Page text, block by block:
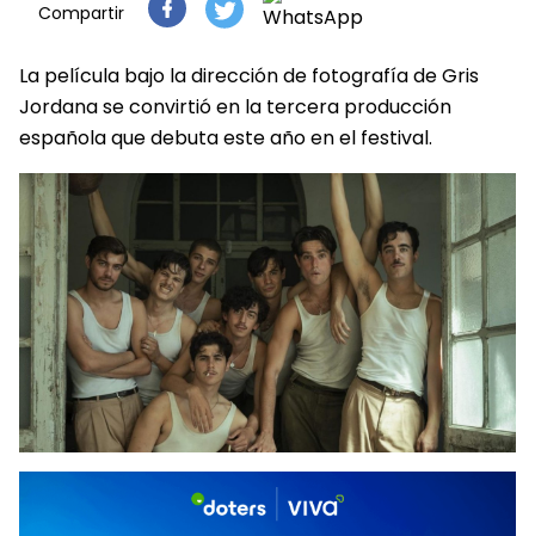
Compartir
La película bajo la dirección de fotografía de Gris
Jordana se convirtió en la tercera producción
española que debuta este año en el festival.